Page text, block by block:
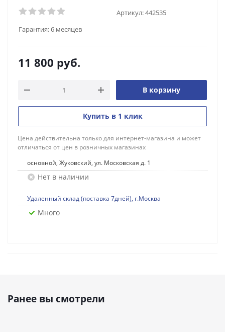
Артикул:442535
Гарантия:6 месяцев
11 800 руб.
В корзину
Купить в 1 клик
Цена действительна только для интернет-магазина и может
отличаться от цен в розничных магазинах
основной, Жуковский, ул. Московская д. 1
Нет в наличии
Удаленный склад (поставка 7дней), г.Москва
Много
Ранее вы смотрели